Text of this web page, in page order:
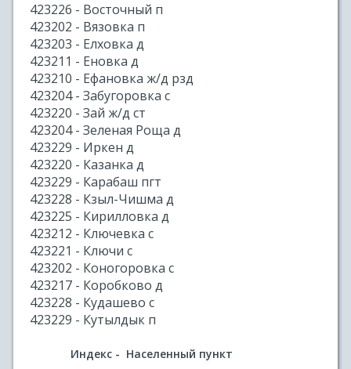
423226 - Восточный п
423202 - Вязовка п
423203 - Елховка д
423211 - Еновка д
423210 - Ефановка ж/д рзд
423204 - Забугоровка с
423220 - Зай ж/д ст
423204 - Зеленая Роща д
423229 - Иркен д
423220 - Казанка д
423229 - Карабаш пгт
423228 - Кзыл-Чишма д
423225 - Кирилловка д
423212 - Ключевка с
423221 - Ключи с
423202 - Коногоровка с
423217 - Коробково д
423228 - Кудашево с
423229 - Кутылдык п
Индекс - Населенный пункт